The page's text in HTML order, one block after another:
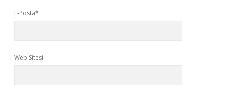
E-Posta*
Web Sitesi